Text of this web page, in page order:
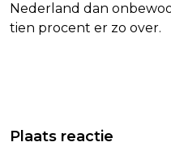
Nederland dan
tien procent er zo over.
STREEKVERVOER
RENAULT EN
Plaats reactie